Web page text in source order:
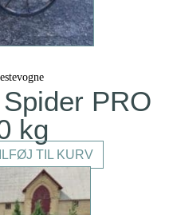
PRO
kg
TIL KURV